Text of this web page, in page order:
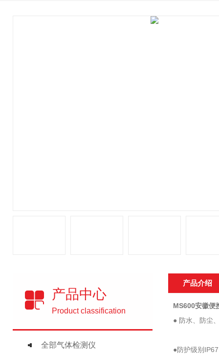
产品中心
Product classification
全部气体检测仪
产品介绍
MS600安徽便
● 防水、防尘
●防护级别